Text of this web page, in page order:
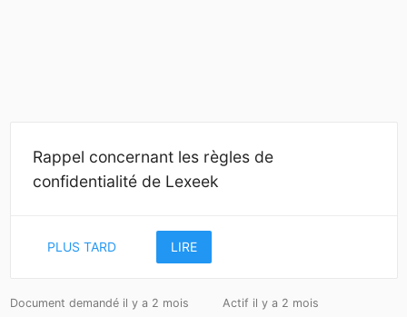
Rappel concernant les règles de
confidentialité de Lexeek
PLUS TARD LIRE
Document demandé il y a 2 mois
Actif il y a 2 mois